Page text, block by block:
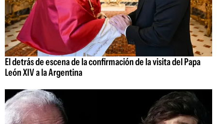
El detrás de escena de la confirmación de la visita del Papa
León XIV a la Argentina